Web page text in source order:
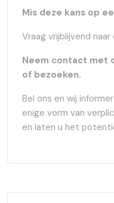
Mis deze kans op
Vraag vrijblijvend
Neem contact met
of bezoeken.
Bel ons en wij
enige vorm van
en laten u het